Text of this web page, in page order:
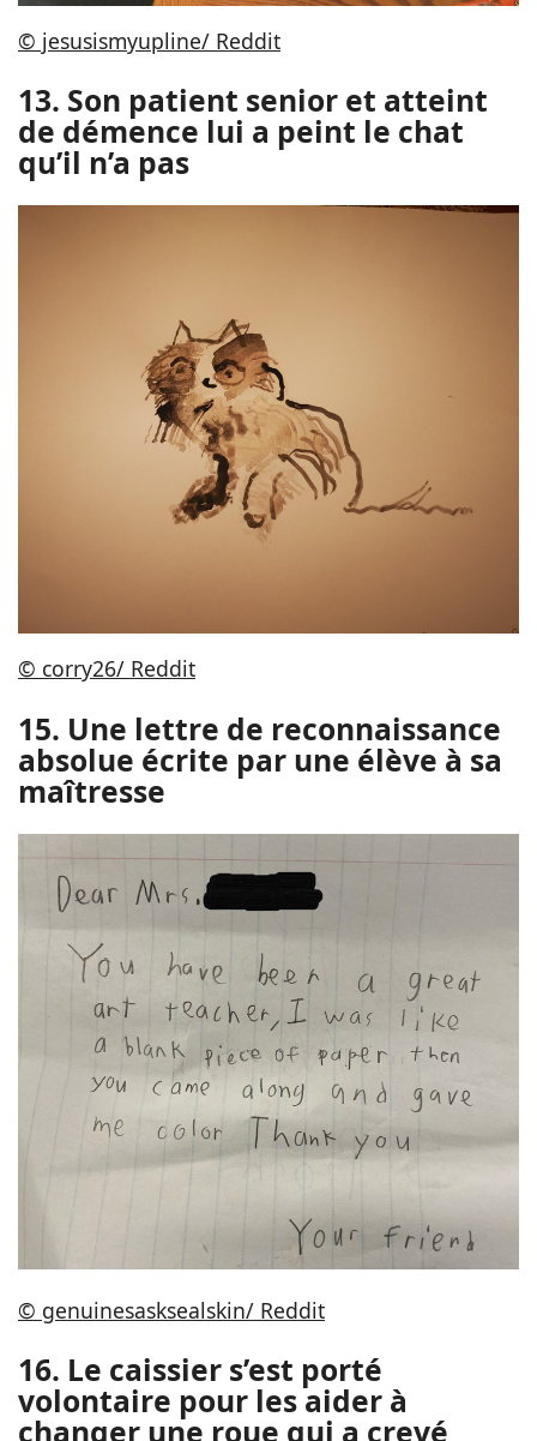
© jesusismyupline/ Reddit
13. Son patient senior et atteint
de démence lui a peint le chat
qu’il n’a pas
© corry26/ Reddit
15. Une lettre de reconnaissance
absolue écrite par une élève à sa
maîtresse
© genuinesasksealskin/ Reddit
16. Le caissier s’est porté
volontaire pour les aider à
changer une roue qui a crevé